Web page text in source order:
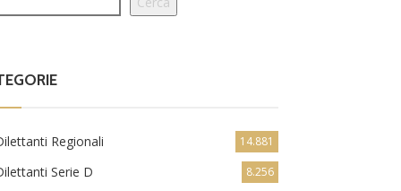
Regionali 14.881
Serie D 8.256